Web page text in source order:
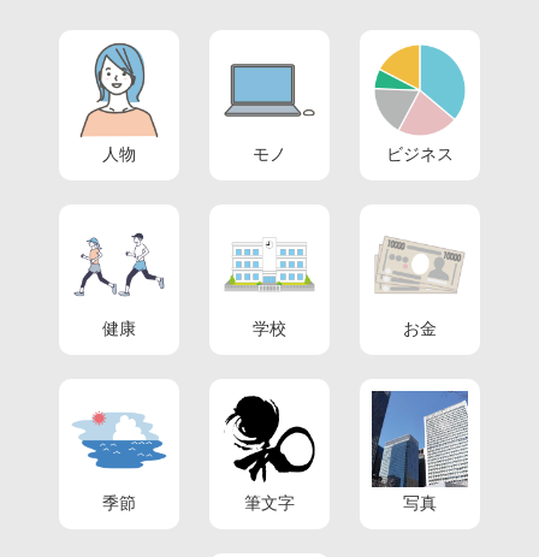
人物 モノ ビジネス
健康 学校 お金
季節 筆文字 写真